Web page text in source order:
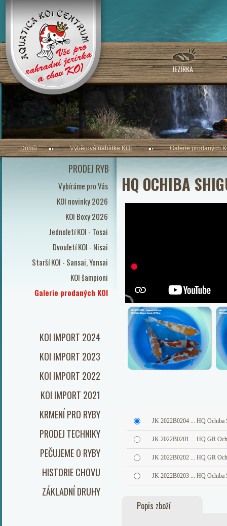
JEZÍRKA
PRODEJ RYB
Vybíráme pro Vás
KOI novinky 2026
KOI Boxy 2026
Jednoletí KOI - Tosai
Dvouletí KOI - Nisai
Starší KOI - Sansai, Yonsai
KOI šampioni
Galerie prodaných KOI
KOI IMPORT 2024
KOI IMPORT 2023
KOI IMPORT 2022
KOI IMPORT 2021
KRMENÍ PRO RYBY
PRODEJ TECHNIKY
PEČUJEME O RYBY
HISTORIE CHOVU
ZÁKLADNÍ DRUHY
Domů Výběrová nabídka KOI Galerie prodaných
HQ OCHIBA
JK 2022B0204 ... HQ Ochiba
JK 2022B0201 ... HQ GR
JK 2022B0202 ... HQ GR
JK 2022B0203 ... HQ Ochiba
Popis zboží